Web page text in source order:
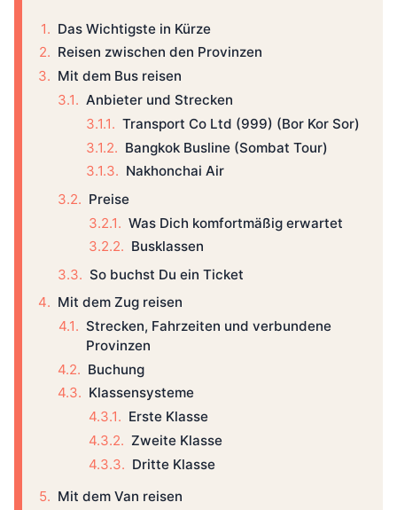
Das Wichtigste in Kürze
Reisen zwischen den Provinzen
Mit dem Bus reisen
Anbieter und Strecken
Transport Co Ltd (999) (Bor Kor Sor)
Bangkok Busline (Sombat Tour)
Nakhonchai Air
Preise
Was Dich komfortmäßig erwartet
Busklassen
So buchst Du ein Ticket
Mit dem Zug reisen
Strecken, Fahrzeiten und verbundene
Provinzen
Buchung
Klassensysteme
Erste Klasse
Zweite Klasse
Dritte Klasse
Mit dem Van reisen